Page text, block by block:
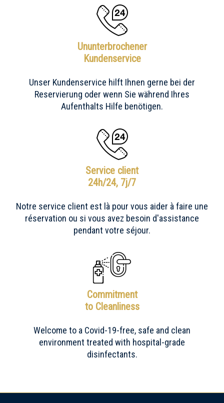
Ununterbrochener
Kundenservice
Unser Kundenservice hilft Ihnen gerne bei der
Reservierung oder wenn Sie während Ihres
Aufenthalts Hilfe benötigen.
Service client
24h/24, 7j/7
Notre service client est là pour vous aider à faire une
réservation ou si vous avez besoin d'assistance
pendant votre séjour.
Commitment
to Cleanliness
Welcome to a Covid-19-free, safe and clean
environment treated with hospital-grade
disinfectants.